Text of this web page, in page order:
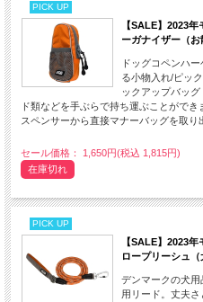
PICK UP
【SALE】2023
ーガナイザー（お
ドッグコペンハ
る小物入れ/ピッ
ックアップバッ
ド類などを手ぶらで持ち運ぶことがで
スペンサーから直接マナーバッグを取り
セール価格： 1,650円(税込 1,815円)
在庫切れ
PICK UP
【SALE】2023
ロープリーシュ（
デンマークの犬
用リード。丈夫